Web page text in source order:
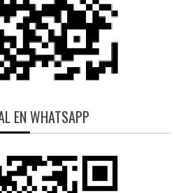
EN WHATSAPP